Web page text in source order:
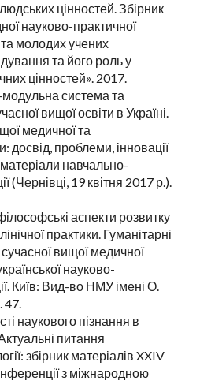
цінностей. Збірник
науково-практичної
та молодих учених
та його роль у
цінностей». 2017.
система та
вищої освіти в Україні.
медичної та
досвід, проблеми, інновації
матеріали навчально-
(Чернівці, 19 квітня 2017 р.).
аспекти розвитку
практики. Гуманітарні
вищої медичної
науково-
Київ: Вид-во НМУ імені О.
47.
наукового пізнання в
питання
збірник матеріалів XXIV
з міжнародною